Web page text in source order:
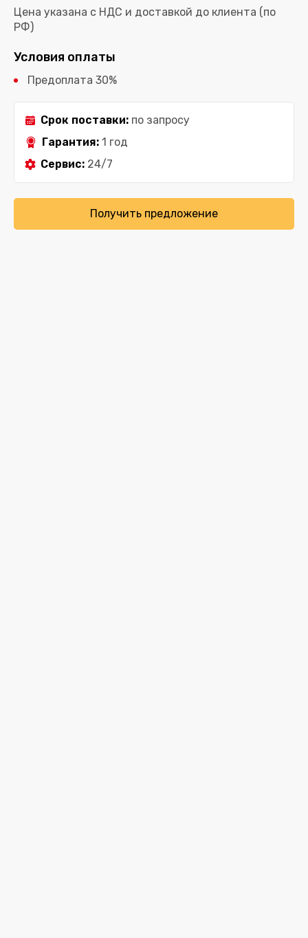
Цена указана с НДС и доставкой до клиента (по
РФ)
Условия оплаты
Предоплата 30%
Срок поставки: по запросу
Гарантия: 1 год
Сервис: 24/7
Получить предложение